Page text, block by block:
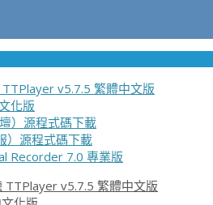
TTPlayer v5.7.5 繁體中文版
化版
）源程式碼下載
）源程式碼下載
Recorder 7.0 專業版
TTPlayer v5.7.5 繁體中文版